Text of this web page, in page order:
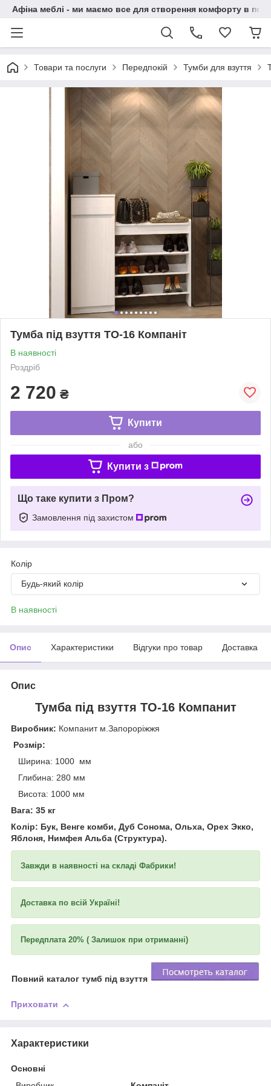
Афіна меблі - ми маємо все для створення комфорту в
Товари та послуги Передпокій Тумби для взуття
Тумба під взуття ТО-16 Компаніт
В наявності
Роздріб
2 720 ₴
Купити
або
Купити з
Що таке купити з Пром?
Замовлення під захистом
Колір
Будь-який колір
В наявності
Опис Характеристики Відгуки про товар Доставка
Опис
Тумба під взуття ТО-16 Компанит
Виробник: Компанит м.Запороріжжя
Розмір:
Ширина: 1000 мм
Глибина: 280 мм
Висота: 1000 мм
Вага: 35 кг
Колір: Бук, Венге комби, Дуб Сонома, Ольха, Орех Экко,
Яблоня, Нимфея Альба (Структура).
Завжди в наявності на складі Фабрики!
Доставка по всій Україні!
Передплата 20% ( Залишок при отриманні)
Повний каталог тумб під взуття
Приховати
Характеристики
Основні